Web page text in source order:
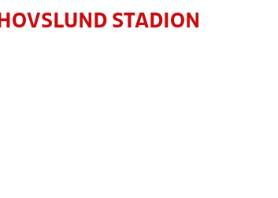
HOVSLUND STADION